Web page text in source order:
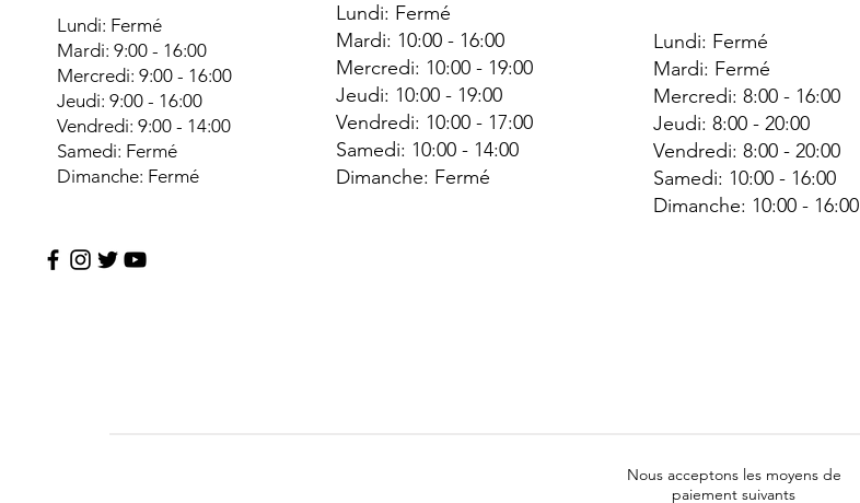
Lundi: Fermé
Mardi: 9:00 - 16:00
Mercredi: 9:00 - 16:00
Jeudi: 9:00 - 16:00
Vendredi: 9:00 - 14:00
Samedi: Fermé
Dimanche: Fermé
Lundi: Fermé
Mardi: 10:00 - 16:00
Mercredi: 10:00 - 19:00
Jeudi: 10:00 - 19:00
Vendredi: 10:00 - 17:00
Samedi: 10:00 - 14:00
Dimanche: Fermé
Lundi: Fermé
Mardi: Fermé
Mercredi: 8:00 - 16:00
Jeudi: 8:00 - 20:00
Vendredi: 8:00 - 20:00
Samedi: 10:00 - 16:00
Dimanche: 10:00 - 16:00
Nous acceptons les moyens de
paiement suivants